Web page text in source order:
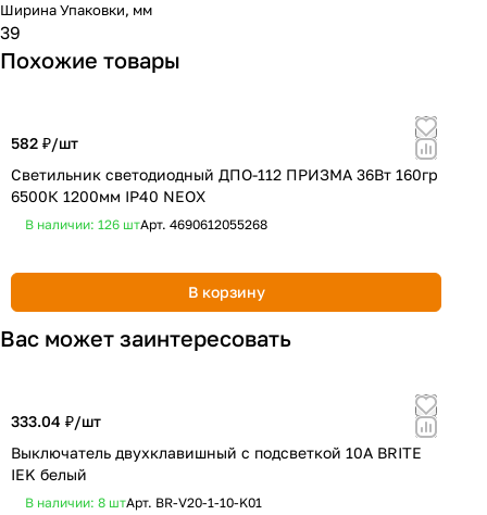
Ширина Упаковки, мм
39
Похожие товары
582 ₽/шт
Светильник светодиодный ДПО-112 ПРИЗМА 36Вт 160гр
6500К 1200мм IP40 NEOX
В наличии: 126 штАрт. 4690612055268
В корзину
Вас может заинтересовать
333.04 ₽/шт
Выключатель двухклавишный с подсветкой 10А BRITE
IEK белый
В наличии: 8 штАрт. BR-V20-1-10-K01